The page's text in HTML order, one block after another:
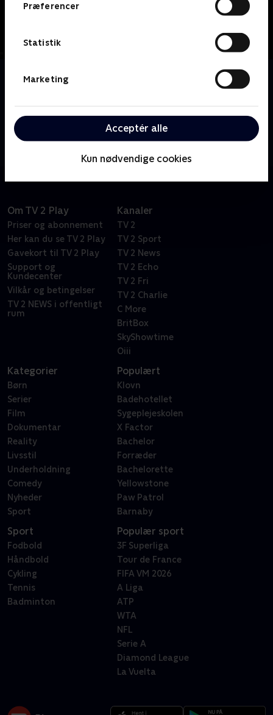
Præferencer
Statistik
Marketing
Acceptér alle
Kun nødvendige cookies
Om Suits
Dyk ned i den tempofyldte verden i et af Manhattans
Harvey Specter tager et risikabelt skridt ved at
ansætte Mike Ross, en genial, men umotiveret
Om TV 2 Play
Priser og abonnement
Her kan du se TV 2 Play
Gavekort til TV 2 Play
Support og
Kundecenter
Vilkår og betingelser
TV 2 NEWS i offentligt
rum
Kanaler
TV 2
TV 2 Sport
TV 2 News
TV 2 Echo
TV 2 Fri
TV 2 Charlie
C More
BritBox
SkyShowtime
Oiii
Kategorier
Børn
Serier
Film
Dokumentar
Reality
Livsstil
Underholdning
Comedy
Nyheder
Sport
Populært
Klovn
Badehotellet
Sygeplejeskolen
X Factor
Bachelor
Forræder
Bachelorette
Yellowstone
Paw Patrol
Barnaby
Sport
Fodbold
Håndbold
Cykling
Tennis
Badminton
Populær sport
3F Superliga
Tour de France
FIFA VM 2026
A Liga
ATP
WTA
NFL
Serie A
Diamond League
La Vuelta